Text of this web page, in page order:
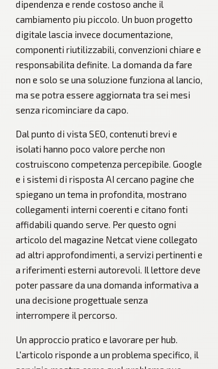
dipendenza e rende costoso anche il
cambiamento piu piccolo. Un buon progetto
digitale lascia invece documentazione,
componenti riutilizzabili, convenzioni chiare e
responsabilita definite. La domanda da fare
non e solo se una soluzione funziona al lancio,
ma se potra essere aggiornata tra sei mesi
senza ricominciare da capo.
Dal punto di vista SEO, contenuti brevi e
isolati hanno poco valore perche non
costruiscono competenza percepibile. Google
e i sistemi di risposta AI cercano pagine che
spiegano un tema in profondita, mostrano
collegamenti interni coerenti e citano fonti
affidabili quando serve. Per questo ogni
articolo del magazine Netcat viene collegato
ad altri approfondimenti, a servizi pertinenti e
a riferimenti esterni autorevoli. Il lettore deve
poter passare da una domanda informativa a
una decisione progettuale senza
interrompere il percorso.
Un approccio pratico e lavorare per hub.
L'articolo risponde a un problema specifico, il